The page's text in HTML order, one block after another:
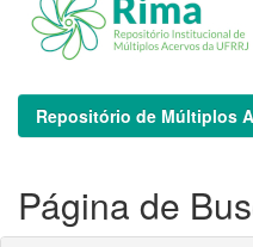
Repositório de Múltiplos
Página de